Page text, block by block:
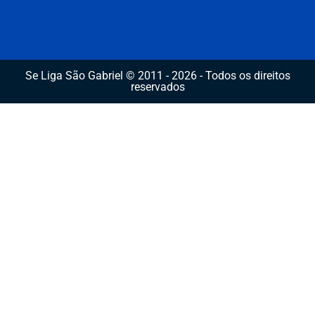
Se Liga São Gabriel © 2011 - 2026 - Todos os direitos
reservados